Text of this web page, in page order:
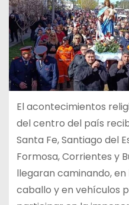
El acontecimientos
del centro del país
Santa Fe, Santiago del
Formosa, Corrientes y
llegaran caminando,
caballo y en vehículos